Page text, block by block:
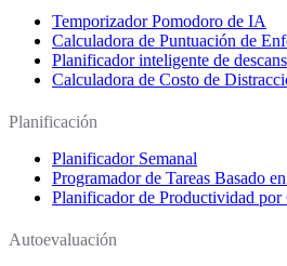
Temporizador Pomodoro de IA
Calculadora de Puntuación de
Planificador inteligente de
Calculadora de Costo de
Planificación
Planificador Semanal
Programador de Tareas Basado
Planificador de Productividad
Autoevaluación